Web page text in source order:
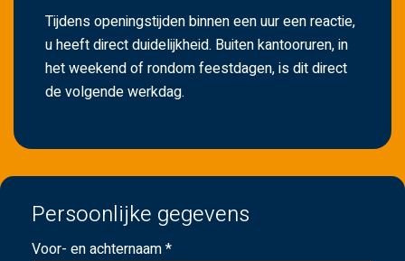
Tijdens openingstijden binnen een uur een reactie,
u heeft direct duidelijkheid. Buiten kantooruren, in
het weekend of rondom feestdagen, is dit direct
de volgende werkdag.
Persoonlijke gegevens
Voor- en achternaam *